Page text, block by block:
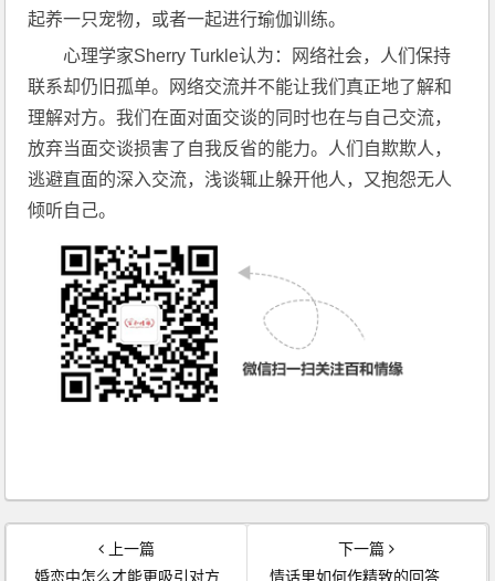
起养一只宠物，或者一起进行瑜伽训练。
心理学家Sherry Turkle认为：网络社会，人们保持
联系却仍旧孤单。网络交流并不能让我们真正地了解和
理解对方。我们在面对面交谈的同时也在与自己交流，
放弃当面交谈损害了自我反省的能力。人们自欺欺人，
逃避直面的深入交流，浅谈辄止躲开他人，又抱怨无人
倾听自己。
上一篇
婚恋中怎么才能更吸引对方
下一篇
情话里如何作精致的回答？成都正规婚介机构有技巧